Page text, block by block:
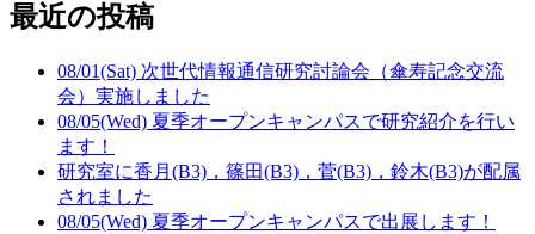
最近の投稿
08/01(Sat) 次世代情報通信研究討論会（傘寿記念交流
会）実施しました
08/05(Wed) 夏季オープンキャンパスで研究紹介を行い
ます！
研究室に香月(B3)，篠田(B3)，菅(B3)，鈴木(B3)が配属
されました
08/05(Wed) 夏季オープンキャンパスで出展します！